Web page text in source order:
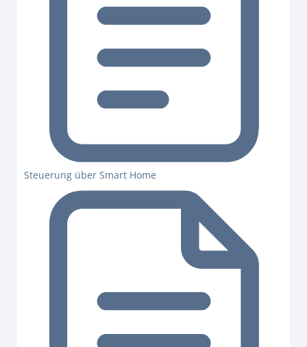
Steuerung über Smart Home